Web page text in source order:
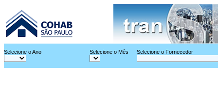
Selecione o Ano Selecione o Mês Selecione o Fornecedor